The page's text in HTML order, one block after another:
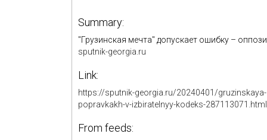
Summary:
"Грузинская мечта" допускает ошибку –
sputnik-georgia.ru
Link:
https://sputnik-georgia.ru/20240401/
popravkakh-v-izbiratelnyy-kodeks-287113071.html
From feeds: